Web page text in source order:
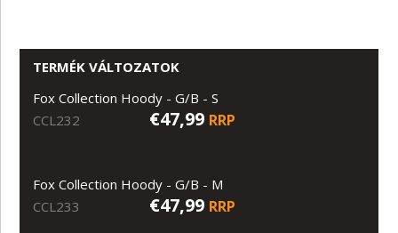
TERMÉK VÁLTOZATOK
Fox Collection Hoody - G/B - S
CCL232
€47,99 RRP
Fox Collection Hoody - G/B - M
CCL233
€47,99 RRP